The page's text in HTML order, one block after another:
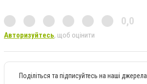
0,0
Авторизуйтесь, щоб оцінити
Поділіться та підписуйтесь на наші джерела